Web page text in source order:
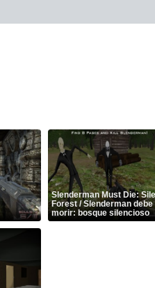
Slenderman Must Die:
Forest / Slenderman debe
morir: bosque silencioso